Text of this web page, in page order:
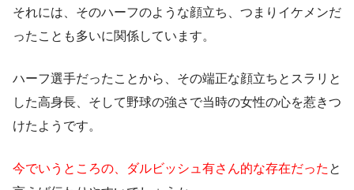
それには、そのハーフのような顔立ち、つまりイケメンだ
ったことも多いに関係しています。
ハーフ選手だったことから、その端正な顔立ちとスラリと
した高身長、そして野球の強さで当時の女性の心を惹きつ
けたようです。
今でいうところの、ダルビッシュ有さん的な存在だった と